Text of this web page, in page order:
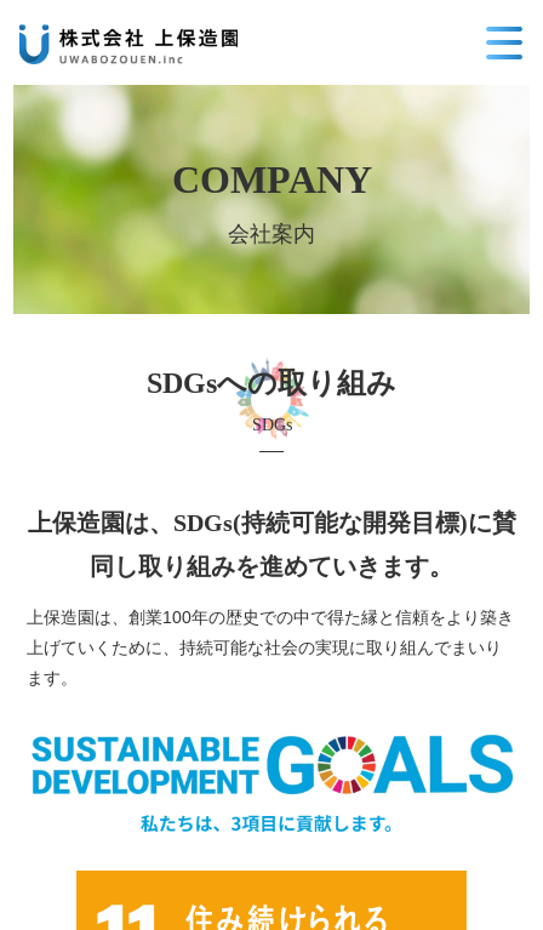
COMPANY
会社案内
SDGsへの取り組み
SDGs
上保造園は、SDGs(持続可能な開発目標)に賛
同し取り組みを進めていきます。
上保造園は、創業100年の歴史での中で得た縁と信頼をより築き
上げていくために、持続可能な社会の実現に取り組んでまいり
ます。